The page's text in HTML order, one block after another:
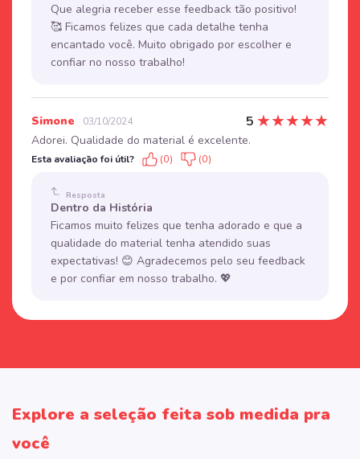
Que alegria receber esse feedback tão positivo!
🥰 Ficamos felizes que cada detalhe tenha
encantado você. Muito obrigado por escolher e
confiar no nosso trabalho!
Simone 03/10/2024 5 ★★★★★
Adorei. Qualidade do material é excelente.
Esta avaliação foi útil? (0) (0)
Resposta
Dentro da História
Ficamos muito felizes que tenha adorado e que a
qualidade do material tenha atendido suas
expectativas! 😊 Agradecemos pelo seu feedback
e por confiar em nosso trabalho. 💖
Explore a seleção feita sob medida pra
você